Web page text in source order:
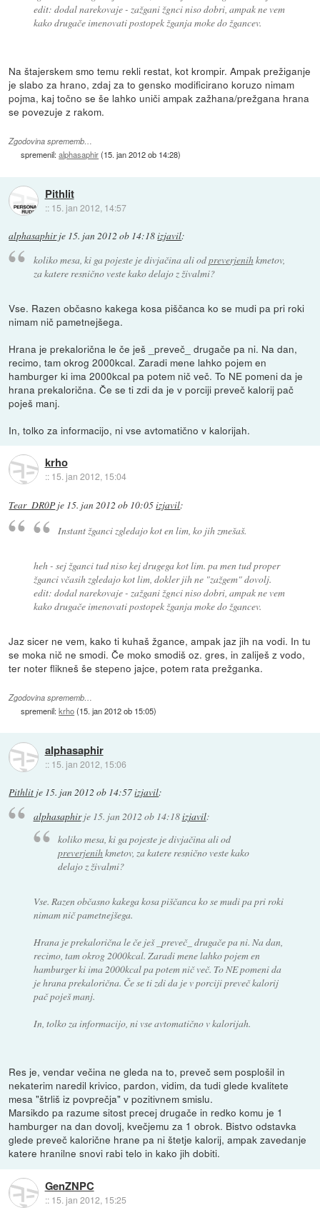
edit: dodal narekovaje - zažgani žgnci niso dobri, ampak ne vem
kako drugače imenovati postopek žganja moke do žgancev.
Na štajerskem smo temu rekli restat, kot krompir. Ampak prežiganje
je slabo za hrano, zdaj za to gensko modificirano koruzo nimam
pojma, kaj točno se še lahko uniči ampak zažhana/prežgana hrana
se povezuje z rakom.
Zgodovina sprememb…
spremenil:alphasaphir(15. jan 2012 ob 14:28)
Pithlit
:: 15. jan 2012, 14:57
alphasaphirje 15. jan 2012 ob 14:18izjavil:
koliko mesa, ki ga pojeste je divjačina ali odpreverjenihkmetov,
za katere resnično veste kako delajo z živalmi?
Vse. Razen občasno kakega kosa piščanca ko se mudi pa pri roki
nimam nič pametnejšega.
Hrana je prekalorična le če ješ _preveč_ drugače pa ni. Na dan,
recimo, tam okrog 2000kcal. Zaradi mene lahko pojem en
hamburger ki ima 2000kcal pa potem nič več. To NE pomeni da je
hrana prekalorična. Če se ti zdi da je v porciji preveč kalorij pač
poješ manj.
In, tolko za informacijo, ni vse avtomatično v kalorijah.
krho
:: 15. jan 2012, 15:04
Tear_DR0P je 15. jan 2012 ob 10:05izjavil:
Instant žganci zgledajo kot en lim, ko jih zmešaš.
heh - sej žganci tud niso kej drugega kot lim. pa men tud proper
žganci včasih zgledajo kot lim, dokler jih ne "zažgem" dovolj.
edit: dodal narekovaje - zažgani žgnci niso dobri, ampak ne vem
kako drugače imenovati postopek žganja moke do žgancev.
Jaz sicer ne vem, kako ti kuhaš žgance, ampak jaz jih na vodi. In tu
se moka nič ne smodi. Če moko smodiš oz. gres, in zaliješ z vodo,
ter noter flikneš še stepeno jajce, potem rata prežganka.
Zgodovina sprememb…
spremenil:krho(15. jan 2012 ob 15:05)
alphasaphir
:: 15. jan 2012, 15:06
Pithlit je 15. jan 2012 ob 14:57izjavil:
alphasaphirje 15. jan 2012 ob 14:18izjavil:
koliko mesa, ki ga pojeste je divjačina ali od
preverjenihkmetov, za katere resnično veste kako
delajo z živalmi?
Vse. Razen občasno kakega kosa piščanca ko se mudi pa pri roki
nimam nič pametnejšega.
Hrana je prekalorična le če ješ _preveč_ drugače pa ni. Na dan,
recimo, tam okrog 2000kcal. Zaradi mene lahko pojem en
hamburger ki ima 2000kcal pa potem nič več. To NE pomeni da
je hrana prekalorična. Če se ti zdi da je v porciji preveč kalorij
pač poješ manj.
In, tolko za informacijo, ni vse avtomatično v kalorijah.
Res je, vendar večina ne gleda na to, preveč sem posplošil in
nekaterim naredil krivico, pardon, vidim, da tudi glede kvalitete
mesa "štrliš iz povprečja" v pozitivnem smislu.
Marsikdo pa razume sitost precej drugače in redko komu je 1
hamburger na dan dovolj, kvečjemu za 1 obrok. Bistvo odstavka
glede preveč kalorične hrane pa ni štetje kalorij, ampak zavedanje
katere hranilne snovi rabi telo in kako jih dobiti.
GenZNPC
:: 15. jan 2012, 15:25